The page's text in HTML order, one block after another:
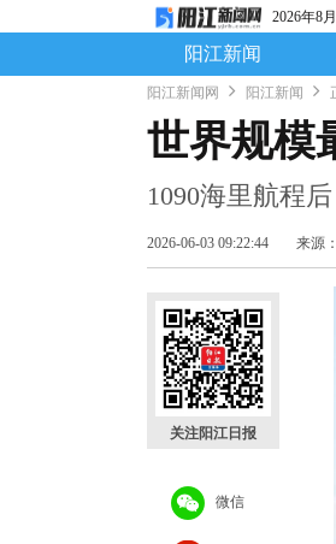
2026年8
阳江新闻
阳江新闻网 阳江新闻
世界规模
1090海里航程
2026-06-03 09:22:44 来源
关注阳江日报
微信